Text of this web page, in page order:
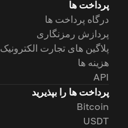
پرداخت ها
درگاه پرداخت ها
پردازش رمزنگاری
پلاگین های تجارت الکترونیک
هزینه ها
API
پرداخت ها را بپذیرید
Bitcoin
USDT